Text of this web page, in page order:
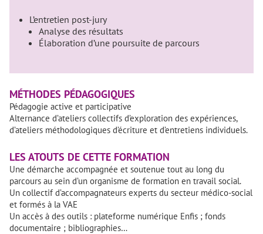
L’entretien post-jury
Analyse des résultats
Élaboration d’une poursuite de parcours
MÉTHODES PÉDAGOGIQUES
Pédagogie active et participative
Alternance d’ateliers collectifs d’exploration des expériences,
d’ateliers méthodologiques d’écriture et d’entretiens individuels.
LES ATOUTS DE CETTE FORMATION
Une démarche accompagnée et soutenue tout au long du
parcours au sein d’un organisme de formation en travail social.
Un collectif d’accompagnateurs experts du secteur médico-social
et formés à la VAE
Un accès à des outils : plateforme numérique Enfis ; fonds
documentaire ; bibliographies…